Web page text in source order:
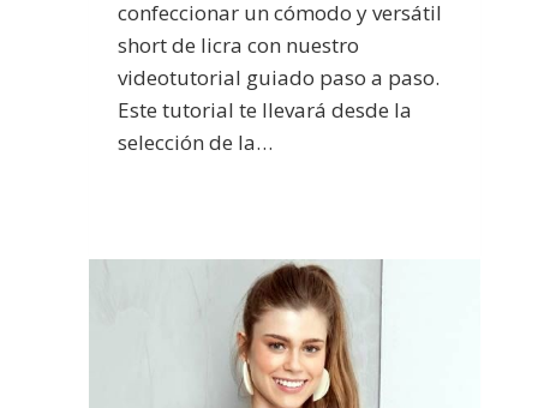
confeccionar un cómodo y versátil
short de licra con nuestro
videotutorial guiado paso a paso.
Este tutorial te llevará desde la
selección de la…